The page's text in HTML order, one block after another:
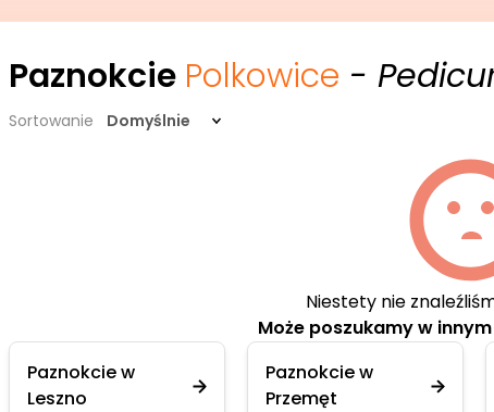
Paznokcie Polkowice -
Sortowanie Domyślnie
Niestety nie
Może poszukamy w
Paznokcie w
Leszno
Paznokcie w
Przemęt